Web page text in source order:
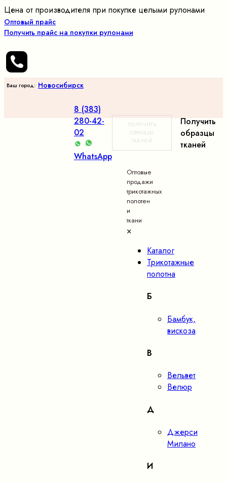
Цена от производителя при покупке целыми рулонами
Оптовый прайс
Получить прайс на покупки рулонами
Ваш город: Новосибирск
8 (383)
280-42-
02
WhatsApp
ПОЛУЧИТЬ
ОБРАЗЦЫ
ТКАНЕЙ
Получить
образцы
тканей
Оптовые
продажи
трикотажных
полотен
и
ткани
×
Каталог
Трикотажные
полотна
Б
Бамбук,
вискоза
В
Вельвет
Велюр
Д
Джерси
Милано
И